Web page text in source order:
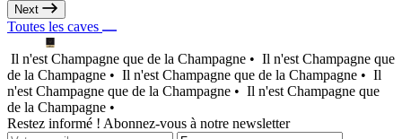
Next
Toutes les caves
Il n'est Champagne que de la Champagne • Il n'est Champagne que
de la Champagne • Il n'est Champagne que de la Champagne • Il
n'est Champagne que de la Champagne • Il n'est Champagne que
de la Champagne •
Restez informé ! Abonnez-vous à notre newsletter